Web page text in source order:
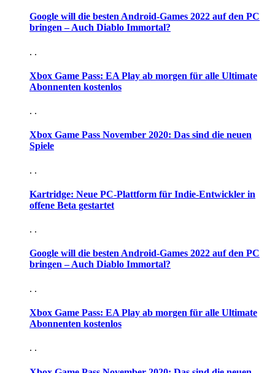
Google will die besten Android-Games 2022 auf den PC
bringen – Auch Diablo Immortal?
. .
Xbox Game Pass: EA Play ab morgen für alle Ultimate
Abonnenten kostenlos
. .
Xbox Game Pass November 2020: Das sind die neuen
Spiele
. .
Kartridge: Neue PC-Plattform für Indie-Entwickler in
offene Beta gestartet
. .
Google will die besten Android-Games 2022 auf den PC
bringen – Auch Diablo Immortal?
. .
Xbox Game Pass: EA Play ab morgen für alle Ultimate
Abonnenten kostenlos
. .